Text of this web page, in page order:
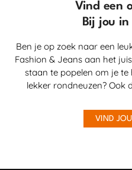
Vind een
Bij jou
Ben je op zoek naar een
Fashion & Jeans aan het
staan te popelen om je te
lekker rondneuzen? Ook
VIND